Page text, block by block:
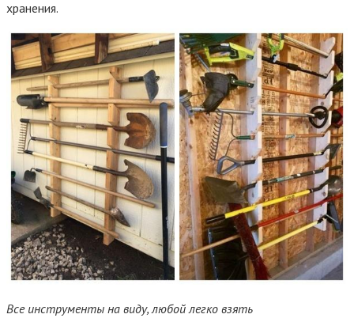
хранения.
Все инструменты на виду, любой легко взять